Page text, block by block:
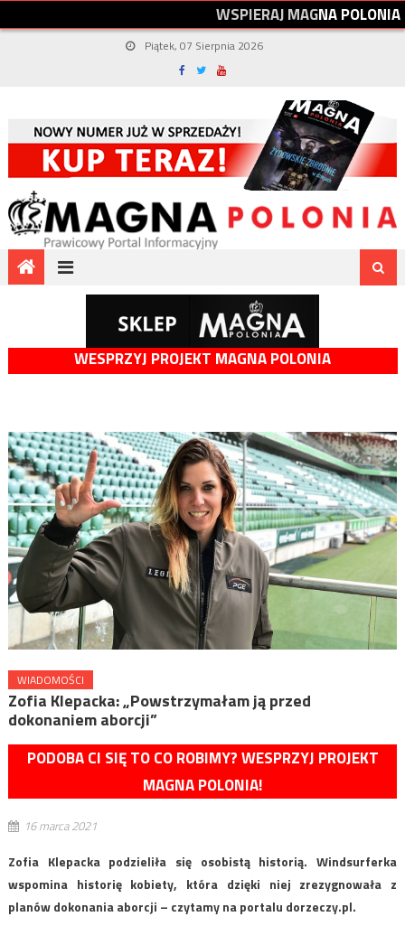
WSPIERAJMAGNAPOLONIA
Piątek, 07 Sierpnia 2026
WESPRZYJ PROJEKT MAGNA POLONIA
WIADOMOŚCI
Zofia Klepacka: „Powstrzymałam ją przed
dokonaniem aborcji”
PODOBA CI SIĘ TO CO ROBIMY? WESPRZYJ PROJEKT
MAGNA POLONIA!
16 marca 2021
Zofia Klepacka podzieliła się osobistą historią. Windsurferka
wspomina historię kobiety, która dzięki niej zrezygnowała z
planów dokonania aborcji – czytamy na portalu dorzeczy.pl.